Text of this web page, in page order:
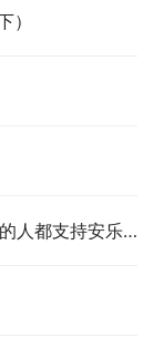
）
安乐死合法化？